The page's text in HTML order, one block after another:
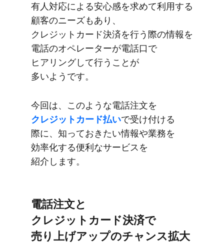
有人対応に​よる​安心感を​求めて​利用する​
顧客の​ニーズも​あり、​
クレジットカード決済を​行う際の​情報を​
電話の​オペレーターが​電話口で​
ヒアリングして​行う​ことが​
多いようです。
今回は、​このような​電話注文を
クレジットカード払いで​受け付ける​
際に、​知って​おきたい​情報や​業務を​
効率化する​便利な​サービスを​
紹介します。
電話注文と​
クレジットカード決済で​
売り上げアップの​チャンス拡大